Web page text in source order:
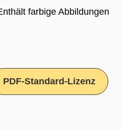
farbige Abbildungen
PDF-Standard-Lizenz